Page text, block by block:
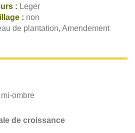
: Leger
: non
de plantation, Amendement
ombre